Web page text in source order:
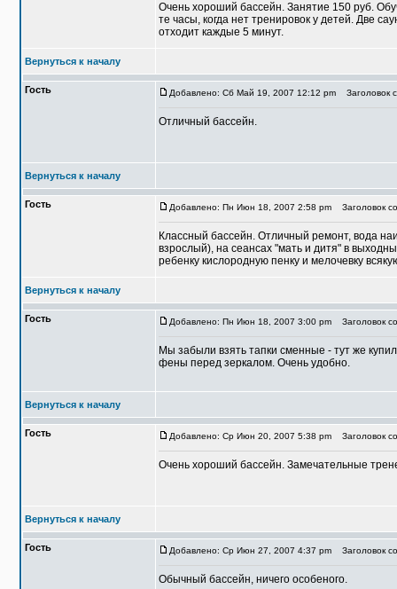
Очень хороший бассейн. Занятие 150 руб.
те часы, когда нет тренировок у детей. Две
отходит каждые 5 минут.
Вернуться к началу
Гость Добавлено: Сб Май 19, 2007 12:12 pm Заголовок
Отличный бассейн.
Вернуться к началу
Гость Добавлено: Пн Июн 18, 2007 2:58 pm Заголовок
Классный бассейн. Отличный ремонт, вода
взрослый), на сеансах "мать и дитя" в
ребенку кислородную пенку и мелочевку
Вернуться к началу
Гость Добавлено: Пн Июн 18, 2007 3:00 pm Заголовок
Мы забыли взять тапки сменные - тут же
фены перед зеркалом. Очень удобно.
Вернуться к началу
Гость Добавлено: Ср Июн 20, 2007 5:38 pm Заголовок
Очень хороший бассейн. Замечательные
Вернуться к началу
Гость Добавлено: Ср Июн 27, 2007 4:37 pm Заголовок
Обычный бассейн, ничего особеного.